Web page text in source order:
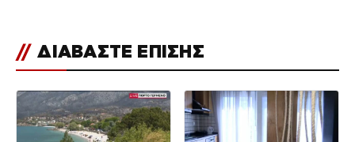
// ΔΙΑΒΑΣΤΕ ΕΠΙΣΗΣ